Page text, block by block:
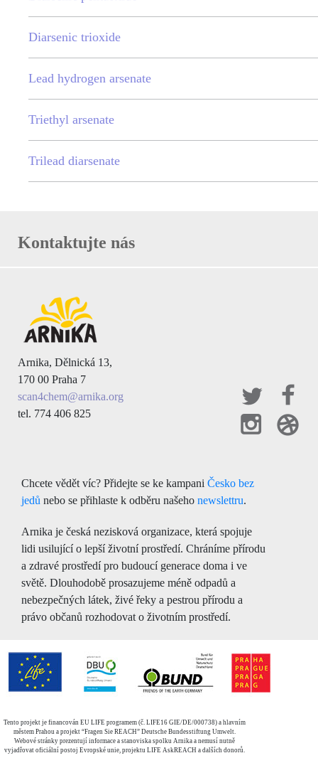
Diarsenic trioxide
Lead hydrogen arsenate
Triethyl arsenate
Trilead diarsenate
Kontaktujte nás
Arnika, Dělnická 13,
170 00 Praha 7
scan4chem@arnika.org
tel. 774 406 825
Chcete vědět víc? Přidejte se ke kampani Česko bez
jedů nebo se přihlaste k odběru našeho newslettru.
Arnika je česká nezisková organizace, která spojuje
lidi usilující o lepší životní prostředí. Chráníme přírodu
a zdravé prostředí pro budoucí generace doma i ve
světě. Dlouhodobě prosazujeme méně odpadů a
nebezpečných látek, živé řeky a pestrou přírodu a
právo občanů rozhodovat o životním prostředí.
Tento projekt je financován EU LIFE programem (č. LIFE16 GIE/DE/000738) a hlavním
městem Prahou a projekt “Fragen Sie REACH” Deutsche Bundesstiftung Umwelt.
Webové stránky prezentují informace a stanoviska spolku Arnika a nemusí nutně
vyjadřovat oficiální postoj Evropské unie, projektu LIFE AskREACH a dalších donorů.